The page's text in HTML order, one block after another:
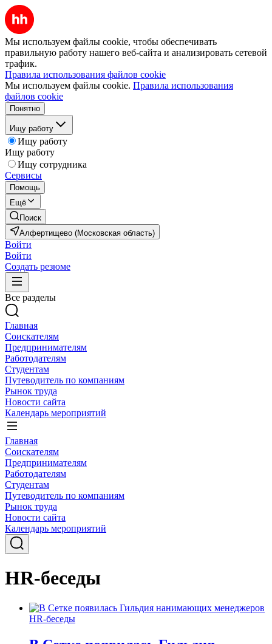
Мы используем файлы cookie, чтобы обеспечивать
правильную работу нашего веб-сайта и анализировать сетевой
трафик.
Правила использования файлов cookie
Мы используем файлы cookie. Правила использования
файлов cookie
Понятно
Ищу работу
Ищу работу
Ищу работу
Ищу сотрудника
Сервисы
Помощь
Ещё
Поиск
Алфертищево (Московская область)
Войти
Войти
Создать резюме
Все разделы
Главная
Соискателям
Предпринимателям
Работодателям
Студентам
Путеводитель по компаниям
Рынок труда
Новости сайта
Календарь мероприятий
Главная
Соискателям
Предпринимателям
Работодателям
Студентам
Путеводитель по компаниям
Рынок труда
Новости сайта
Календарь мероприятий
HR-беседы
HR-беседы